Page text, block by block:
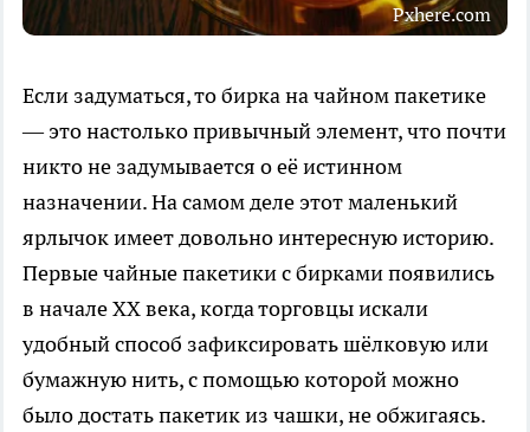
Pxhere.com
Если задуматься, то бирка на чайном пакетике
— это настолько привычный элемент, что почти
никто не задумывается о её истинном
назначении. На самом деле этот маленький
ярлычок имеет довольно интересную историю.
Первые чайные пакетики с бирками появились
в начале XX века, когда торговцы искали
удобный способ зафиксировать шёлковую или
бумажную нить, с помощью которой можно
было достать пакетик из чашки, не обжигаясь.